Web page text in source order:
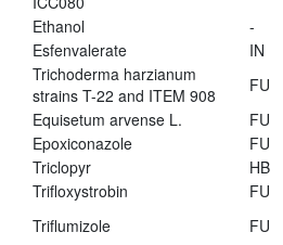
Ethanol -
Esfenvalerate
IN
Trichoderma harzianum
strains T-22 and ITEM 908
FU
Equisetum arvense L.
FU
Epoxiconazole
FU
Triclopyr
HB
Trifloxystrobin
FU
Triflumizole
FU